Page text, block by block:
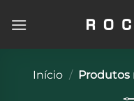
Início / Produtos